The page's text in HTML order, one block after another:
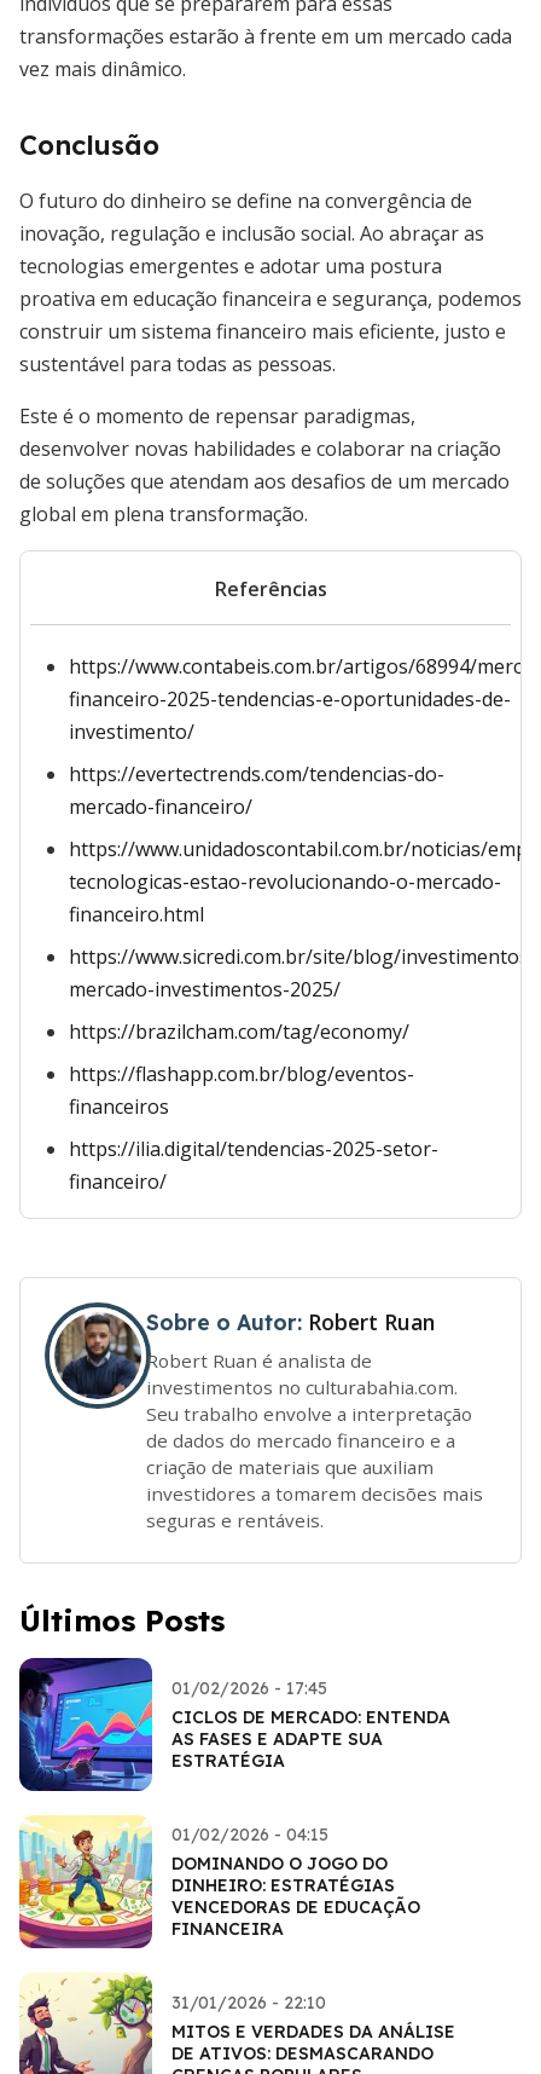
transformações estarão à frente em um mercado cada
vez mais dinâmico.
Conclusão
O futuro do dinheiro se define na convergência de
inovação, regulação e inclusão social. Ao abraçar as
tecnologias emergentes e adotar uma postura
proativa em educação financeira e segurança, podemos
construir um sistema financeiro mais eficiente, justo e
sustentável para todas as pessoas.
Este é o momento de repensar paradigmas,
desenvolver novas habilidades e colaborar na criação
de soluções que atendam aos desafios de um mercado
global em plena transformação.
Referências
https://www.contabeis.com.br/artigos/68994/
financeiro-2025-tendencias-e-oportunidades-de-
investimento/
https://evertectrends.com/tendencias-do-
mercado-financeiro/
https://www.unidadoscontabil.com.br/noticias/
tecnologicas-estao-revolucionando-o-mercado-
financeiro.html
https://www.sicredi.com.br/site/blog/investimentos/
mercado-investimentos-2025/
https://brazilcham.com/tag/economy/
https://flashapp.com.br/blog/eventos-
financeiros
https://ilia.digital/tendencias-2025-setor-
financeiro/
Sobre o Autor: Robert Ruan
Robert Ruan é analista de
investimentos no culturabahia.com.
Seu trabalho envolve a interpretação
de dados do mercado financeiro e a
criação de materiais que auxiliam
investidores a tomarem decisões mais
seguras e rentáveis.
Últimos Posts
01/02/2026 - 17:45
CICLOS DE MERCADO: ENTENDA
AS FASES E ADAPTE SUA
ESTRATÉGIA
01/02/2026 - 04:15
DOMINANDO O JOGO DO
DINHEIRO: ESTRATÉGIAS
VENCEDORAS DE EDUCAÇÃO
FINANCEIRA
31/01/2026 - 22:10
MITOS E VERDADES DA ANÁLISE
DE ATIVOS: DESMASCARANDO